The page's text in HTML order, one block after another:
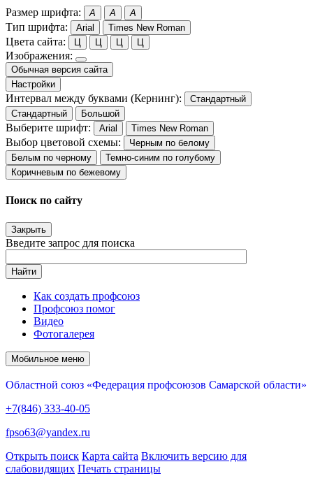
Размер шрифта: A A A
Тип шрифта: Arial Times New Roman
Цвета сайта: Ц Ц Ц Ц
Изображения:
Обычная версия сайта
Настройки
Интервал между буквами (Кернинг):
Стандартный
Стандартный
Большой
Выберите шрифт: Arial Times New Roman
Выбор цветовой схемы:
Черным по белому
Белым по черному
Темно-синим по голубому
Коричневым по бежевому
Поиск по сайту
Закрыть
Введите запрос для поиска
Найти
Как создать профсоюз
Профсоюз помог
Видео
Фотогалерея
Мобильное меню
Областной союз «Федерация профсоюзов Самарской области»
+7(846) 333-40-05
fpso63@yandex.ru
Открыть поиск Карта сайта Включить версию для
слабовидящих Печать страницы